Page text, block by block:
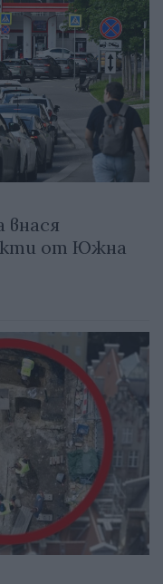
внася
от Южна